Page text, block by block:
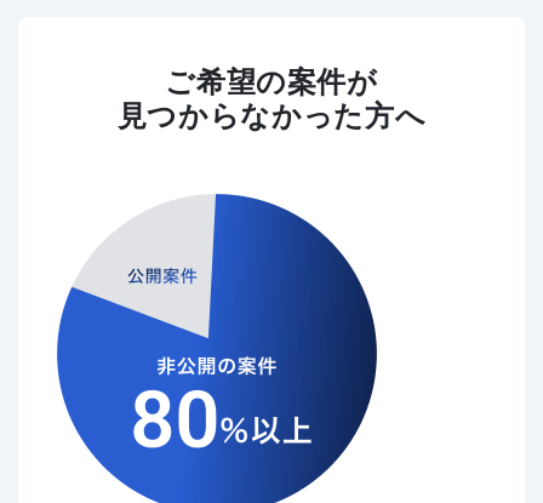
ご希望の案件が
見つからなかった方へ